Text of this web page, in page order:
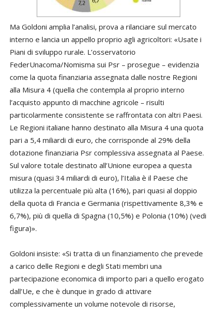
Ma Goldoni amplia l’analisi, prova a rilanciare sul mercato
interno e lancia un appello proprio agli agricoltori: «Usate i
Piani di sviluppo rurale. L’osservatorio
FederUnacoma/Nomisma sui Psr – prosegue – evidenzia
come la quota finanziaria assegnata dalle nostre Regioni
alla Misura 4 (quella che contempla al proprio interno
l’acquisto appunto di macchine agricole – risulti
particolarmente consistente se raffrontata con altri Paesi.
Le Regioni italiane hanno destinato alla Misura 4 una quota
pari a 5,4 miliardi di euro, che corrisponde al 29% della
dotazione finanziaria Psr complessiva assegnata al Paese.
Sul valore totale destinato all’Unione europea a questa
misura (quasi 34 miliardi di euro), l’Italia è il Paese che
utilizza la percentuale più alta (16%), pari quasi al doppio
della quota di Francia e Germania (rispettivamente 8,3% e
6,7%), più di quella di Spagna (10,5%) e Polonia (10%) (vedi
figura)».
Goldoni insiste: «Si tratta di un finanziamento che prevede
a carico delle Regioni e degli Stati membri una
partecipazione economica di importo pari a quello erogato
dall’Ue, e che è dunque in grado di attivare
complessivamente un volume notevole di risorse,